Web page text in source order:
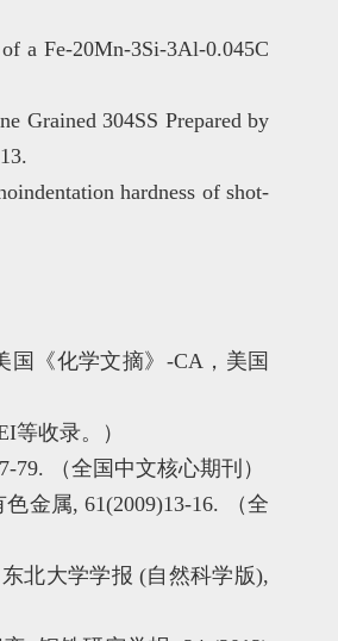
a Fe-20Mn-3Si-3Al-0.045C
Grained 304SS Prepared by
hardness of shot-
国《化学文摘》-CA，美国
等收录。）
（全国中文核心期刊）
金属, 61(2009)13-16. （全
北大学学报 (自然科学版),